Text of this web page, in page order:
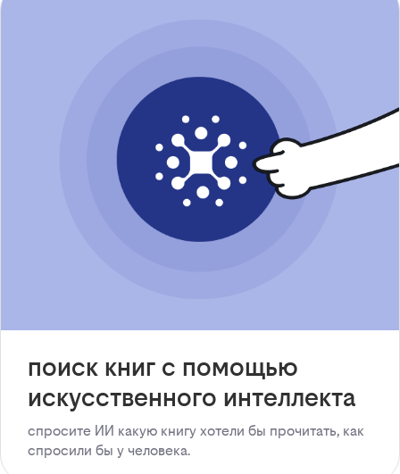
поиск книг с помощью
искусственного интеллекта
спросите ИИ какую книгу хотели бы прочитать, как
спросили бы у человека.